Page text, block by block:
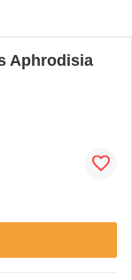
Aphrodisia